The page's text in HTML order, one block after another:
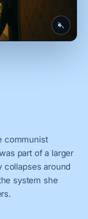
communist
part of a larger
collapses around
system she